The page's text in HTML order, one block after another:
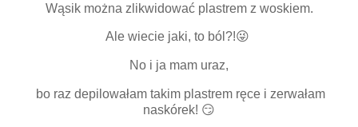
Wąsik można zlikwidować plastrem z woskiem.
Ale wiecie jaki, to ból?!😜
No i ja mam uraz,
bo raz depilowałam takim plastrem ręce i zerwałam
naskórek! 😏